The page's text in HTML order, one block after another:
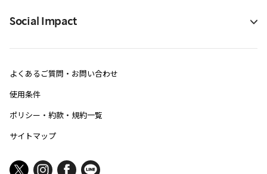
Social Impact
よくあるご質問・お問い合わせ
使用条件
ポリシー・約款・規約一覧
サイトマップ